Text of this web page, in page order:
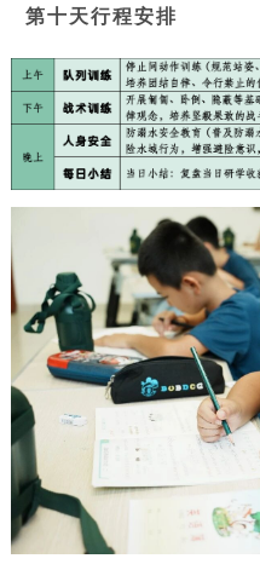
第十天行程安排